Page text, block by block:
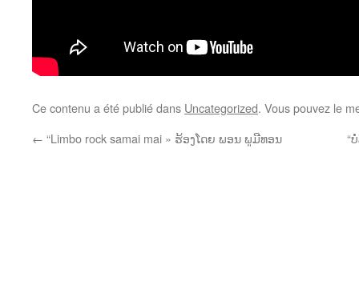
Ce contenu a été publié dans Uncategorized. Vous pouvez le
← “Limbo rock samai mai » ຮ້ອງໂດຍ ພອນ ພູມີທອນ “